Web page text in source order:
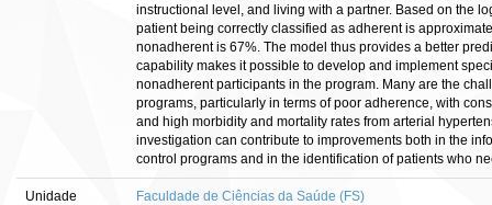
instructional level, and living with a partner. Based on the
patient being correctly classified as adherent is
nonadherent is 67%. The model thus provides a better
capability makes it possible to develop and implement
nonadherent participants in the program. Many are the
programs, particularly in terms of poor adherence, with
and high morbidity and mortality rates from arterial
investigation can contribute to improvements both in the
control programs and in the identification of patients who
Unidade
Faculdade de Ciências da Saúde (FS)